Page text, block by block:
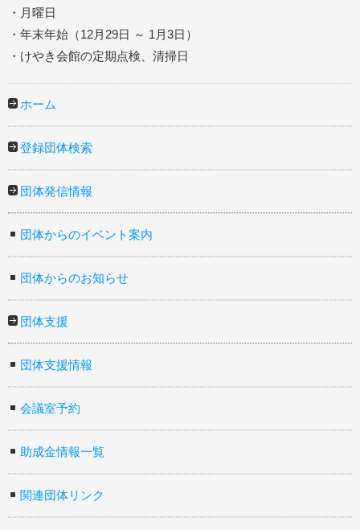
・月曜日
・年末年始（12月29日 ～ 1月3日）
・けやき会館の定期点検、清掃日
ホーム
登録団体検索
団体発信情報
団体からのイベント案内
団体からのお知らせ
団体支援
団体支援情報
会議室予約
助成金情報一覧
関連団体リンク